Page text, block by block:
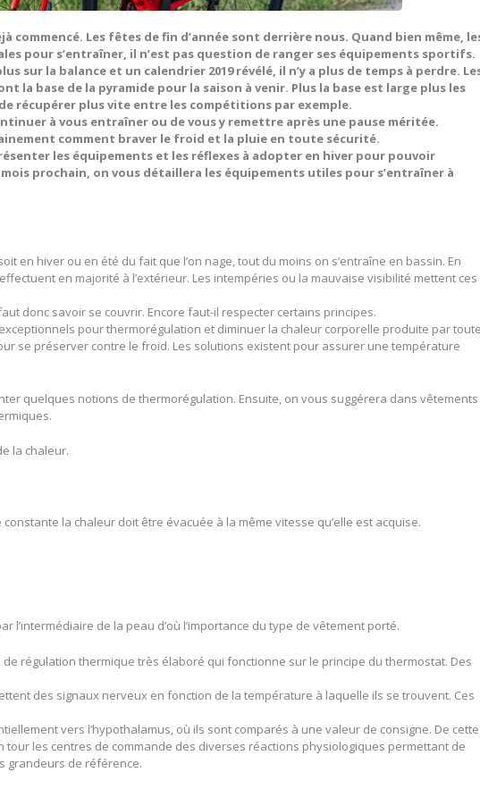
commencé. Les fêtes de fin d’année sont derrière nous. Quand bien même,
pour s’entraîner, il n’est pas question de ranger ses équipements sportifs.
sur la balance et un calendrier 2019 révélé, il n’y a plus de temps à perdre.
la base de la pyramide pour la saison à venir. Plus la base est large plus les
récupérer plus vite entre les compétitions par exemple.
à vous entraîner ou de vous y remettre après une pause méritée.
comment braver le froid et la pluie en toute sécurité.
les équipements et les réflexes à adopter en hiver pour pouvoir
prochain, on vous détaillera les équipements utiles pour s’entraîner à
en hiver ou en été du fait que l’on nage, tout du moins on s’entraîne en bassin. En
en majorité à l’extérieur. Les intempéries ou la mauvaise visibilité mettent ces
donc savoir se couvrir. Encore faut-il respecter certains principes.
pour thermorégulation et diminuer la chaleur corporelle produite par
se préserver contre le froid. Les solutions existent pour assurer une température
quelques notions de thermorégulation. Ensuite, on vous suggérera dans
la chaleur.
la chaleur doit être évacuée à la même vitesse qu’elle est acquise.
l’intermédiaire de la peau d’où l’importance du type de vêtement porté.
régulation thermique très élaboré qui fonctionne sur le principe du thermostat. Des
des signaux nerveux en fonction de la température à laquelle ils se trouvent. Ces
vers l’hypothalamus, où ils sont comparés à une valeur de consigne. De cette
tour les centres de commande des diverses réactions physiologiques permettant de
grandeurs de référence.